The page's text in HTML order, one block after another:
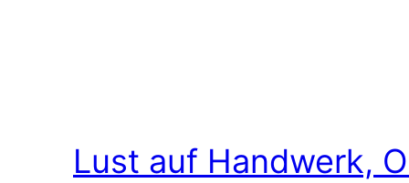
Lust auf Handwerk,